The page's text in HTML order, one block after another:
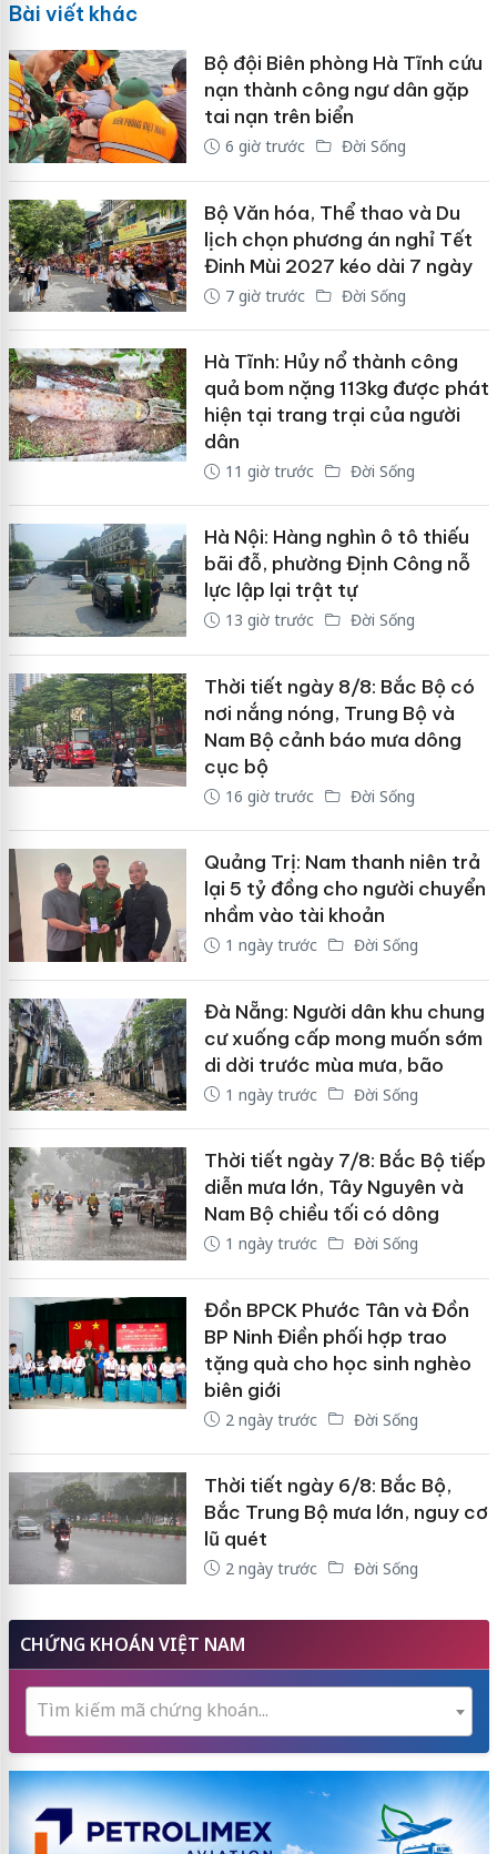
Bài viết khác
Bộ đội Biên phòng Hà Tĩnh cứu
nạn thành công ngư dân gặp
tai nạn trên biển
6 giờ trước Đời Sống
Bộ Văn hóa, Thể thao và Du
lịch chọn phương án nghỉ Tết
Đinh Mùi 2027 kéo dài 7 ngày
7 giờ trước Đời Sống
Hà Tĩnh: Hủy nổ thành công
quả bom nặng 113kg được phát
hiện tại trang trại của người
dân
11 giờ trước Đời Sống
Hà Nội: Hàng nghìn ô tô thiếu
bãi đỗ, phường Định Công nỗ
lực lập lại trật tự
13 giờ trước Đời Sống
Thời tiết ngày 8/8: Bắc Bộ có
nơi nắng nóng, Trung Bộ và
Nam Bộ cảnh báo mưa dông
cục bộ
16 giờ trước Đời Sống
Quảng Trị: Nam thanh niên trả
lại 5 tỷ đồng cho người chuyển
nhầm vào tài khoản
1 ngày trước Đời Sống
Đà Nẵng: Người dân khu chung
cư xuống cấp mong muốn sớm
di dời trước mùa mưa, bão
1 ngày trước Đời Sống
Thời tiết ngày 7/8: Bắc Bộ tiếp
diễn mưa lớn, Tây Nguyên và
Nam Bộ chiều tối có dông
1 ngày trước Đời Sống
Đồn BPCK Phước Tân và Đồn
BP Ninh Điền phối hợp trao
tặng quà cho học sinh nghèo
biên giới
2 ngày trước Đời Sống
Thời tiết ngày 6/8: Bắc Bộ,
Bắc Trung Bộ mưa lớn, nguy cơ
lũ quét
2 ngày trước Đời Sống
CHỨNG KHOÁN VIỆT NAM
Tìm kiếm mã chứng khoán...